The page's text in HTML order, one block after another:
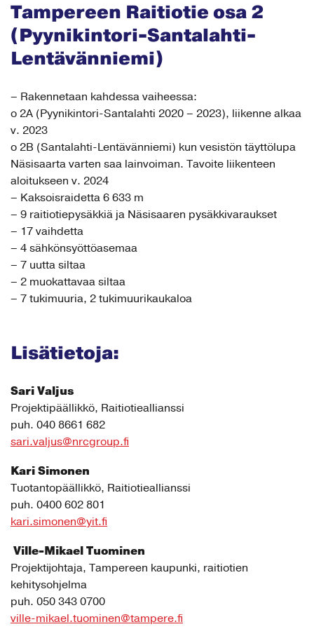
Tampereen Raitiotie osa 2
(Pyynikintori-Santalahti-
Lentävänniemi)
– Rakennetaan kahdessa vaiheessa:
o 2A (Pyynikintori-Santalahti 2020 – 2023), liikenne alkaa
v. 2023
o 2B (Santalahti-Lentävänniemi) kun vesistön täyttölupa
Näsisaarta varten saa lainvoiman. Tavoite liikenteen
aloitukseen v. 2024
– Kaksoisraidetta 6 633 m
– 9 raitiotiepysäkkiä ja Näsisaaren pysäkkivaraukset
– 17 vaihdetta
– 4 sähkönsyöttöasemaa
– 7 uutta siltaa
– 2 muokattavaa siltaa
– 7 tukimuuria, 2 tukimuurikaukaloa
Lisätietoja:
Sari Valjus
Projektipäällikkö, Raitiotieallianssi
puh. 040 8661 682
sari.valjus@nrcgroup.fi
Kari Simonen
Tuotantopäällikkö, Raitiotieallianssi
puh. 0400 602 801
kari.simonen@yit.fi
Ville-Mikael Tuominen
Projektijohtaja, Tampereen kaupunki, raitiotien
kehitysohjelma
puh. 050 343 0700
ville-mikael.tuominen@tampere.fi